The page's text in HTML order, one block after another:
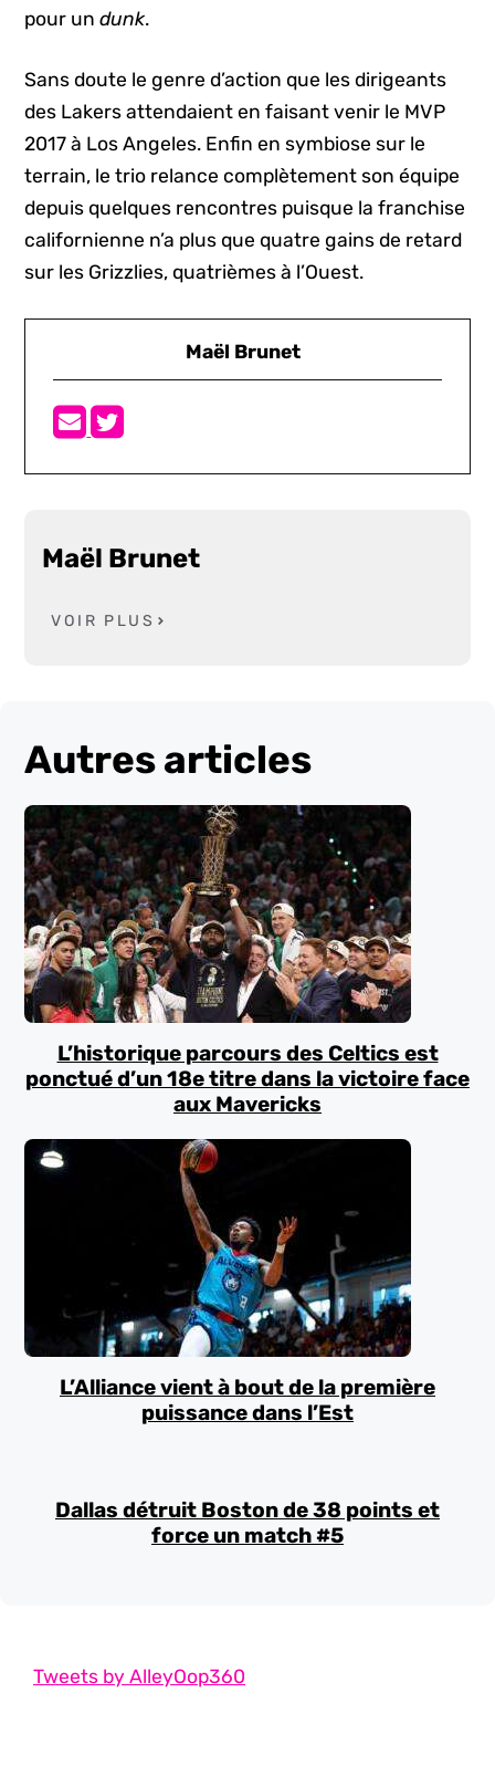
pour undunk.
Sans doute le genre d’action que les dirigeants
des Lakers attendaient en faisant venir le MVP
2017 à Los Angeles. Enfin en symbiose sur le
terrain, le trio relance complètement son équipe
depuis quelques rencontres puisque la franchise
californienne n’a plus que quatre gains de retard
sur les Grizzlies, quatrièmes à l’Ouest.
Maël Brunet
Maël Brunet
VOIR PLUS
Autres articles
L’historique parcours des Celtics est
ponctué d’un 18e titre dans la victoire face
aux Mavericks
L’Alliance vient à bout de la première
puissance dans l’Est
Dallas détruit Boston de 38 points et
force un match #5
Tweets by AlleyOop360